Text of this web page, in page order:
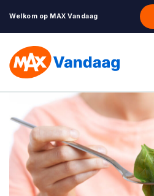
Welkom op MAX Vandaag